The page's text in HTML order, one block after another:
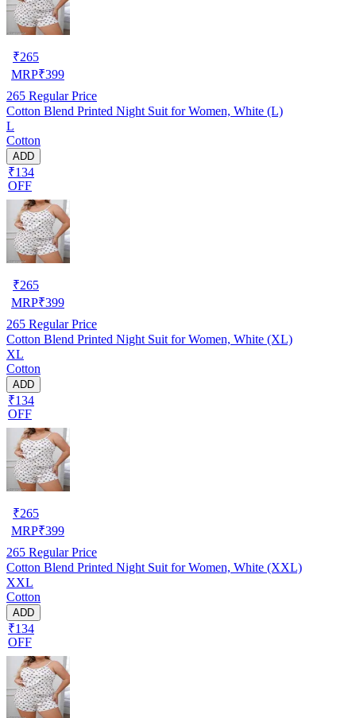
₹265
MRP₹399
265 Regular Price
Cotton Blend Printed Night Suit for Women, White (L)
L
Cotton
ADD
₹134
OFF
₹265
MRP₹399
265 Regular Price
Cotton Blend Printed Night Suit for Women, White (XL)
XL
Cotton
ADD
₹134
OFF
₹265
MRP₹399
265 Regular Price
Cotton Blend Printed Night Suit for Women, White (XXL)
XXL
Cotton
ADD
₹134
OFF